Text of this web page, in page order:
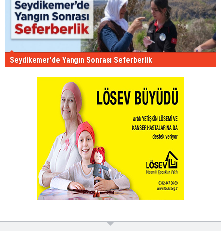
Seydikemer'de Yangın Sonrası Seferberlik